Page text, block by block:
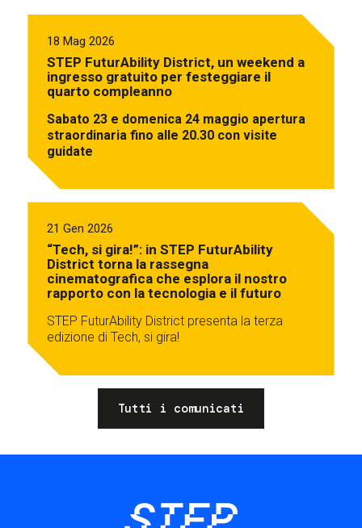
18 Mag 2026
STEP FuturAbility District, un weekend a
ingresso gratuito per festeggiare il
quarto compleanno
Sabato 23 e domenica 24 maggio apertura
straordinaria fino alle 20.30 con visite
guidate
21 Gen 2026
“Tech, si gira!”: in STEP FuturAbility
District torna la rassegna
cinematografica che esplora il nostro
rapporto con la tecnologia e il futuro
STEP FuturAbility District presenta la terza
edizione di Tech, si gira!
Tutti i comunicati